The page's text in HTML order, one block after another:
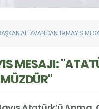
ALİ AVAN'DAN 19 MAYIS
MESAJI: